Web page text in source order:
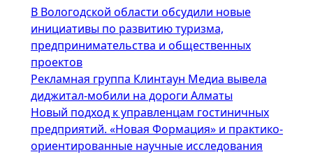
В Вологодской области обсудили новые
инициативы по развитию туризма,
предпринимательства и общественных
проектов
Рекламная группа Клинтаун Медиа вывела
диджитал-мобили на дороги Алматы
Новый подход к управленцам гостиничных
предприятий. «Новая Формация» и практико-
ориентированные научные исследования